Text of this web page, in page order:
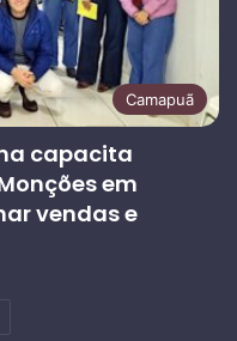
Camapuã
capacita
em
vendas e